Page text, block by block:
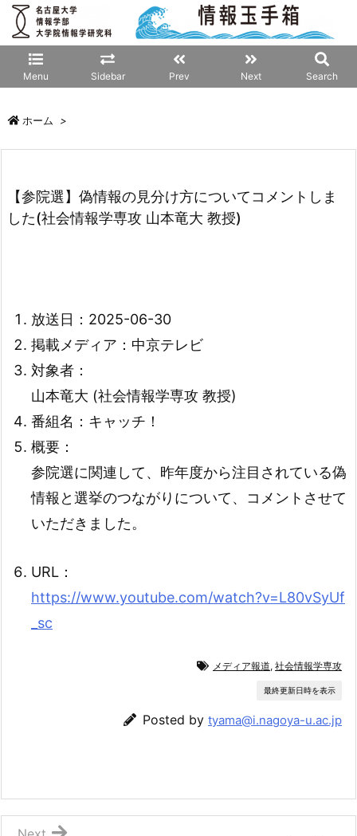
Menu Sidebar Prev Next Search
ホーム >
【参院選】偽情報の見分け方についてコメントしま
した(社会情報学専攻 山本竜大 教授)
放送日：2025-06-30
掲載メディア：中京テレビ
対象者：
山本竜大 (社会情報学専攻 教授)
番組名：キャッチ！
概要：
参院選に関連して、昨年度から注目されている偽
情報と選挙のつながりについて、コメントさせて
いただきました。
URL：
https://www.youtube.com/watch?v=L80vSyUf
_sc
メディア報道, 社会情報学専攻
最終更新日時を表示
Posted by tyama@i.nagoya-u.ac.jp